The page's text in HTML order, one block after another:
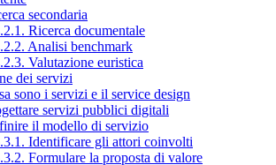
secondaria
Ricerca documentale
Analisi benchmark
Valutazione euristica
dei servizi
sono i servizi e il service design
servizi pubblici digitali
il modello di servizio
Identificare gli attori coinvolti
Formulare la proposta di valore